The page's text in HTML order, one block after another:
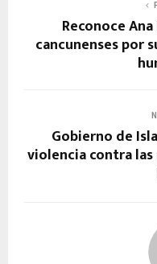
Reconoce
cancunenses por
Gobierno de
violencia contra